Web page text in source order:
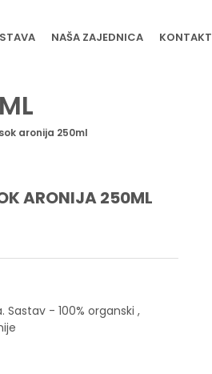
NAŠA ZAJEDNICA KONTAKT
aronija 250ml
ARONIJA 250ML
Sastav - 100% organski ,